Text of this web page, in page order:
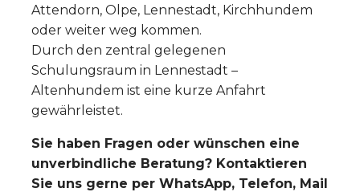
Attendorn, Olpe, Lennestadt, Kirchhundem
oder weiter weg kommen.
Durch den zentral gelegenen
Schulungsraum in Lennestadt –
Altenhundem ist eine kurze Anfahrt
gewährleistet.
Sie haben Fragen oder wünschen eine
unverbindliche Beratung? Kontaktieren
Sie uns gerne per WhatsApp, Telefon, Mail